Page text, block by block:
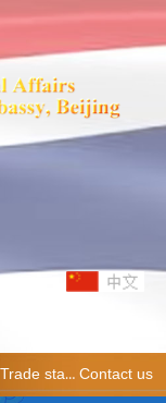
Trade statistics Contact us